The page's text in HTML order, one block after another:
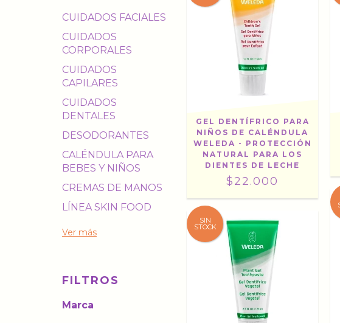
CUIDADOS FACIALES
CUIDADOS
CORPORALES
CUIDADOS
CAPILARES
CUIDADOS
DENTALES
DESODORANTES
CALÉNDULA PARA
BEBES Y NIÑOS
CREMAS DE MANOS
LÍNEA SKIN FOOD
Ver más
FILTROS
Marca
GEL DENTÍFRICO PARA
NIÑOS DE CALÉNDULA
WELEDA - PROTECCIÓN
NATURAL PARA LOS
DIENTES DE LECHE
$22.000
SIN
STOCK